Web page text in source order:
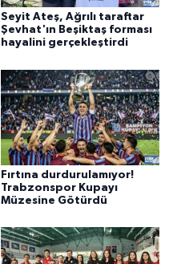
Seyit Ateş, Ağrılı taraftar
Şevhat'ın Beşiktaş forması
hayalini gerçekleştirdi
Fırtına durdurulamıyor!
Trabzonspor Kupayı
Müzesine Götürdü